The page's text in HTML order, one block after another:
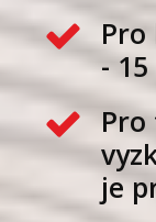
-
Pro
je